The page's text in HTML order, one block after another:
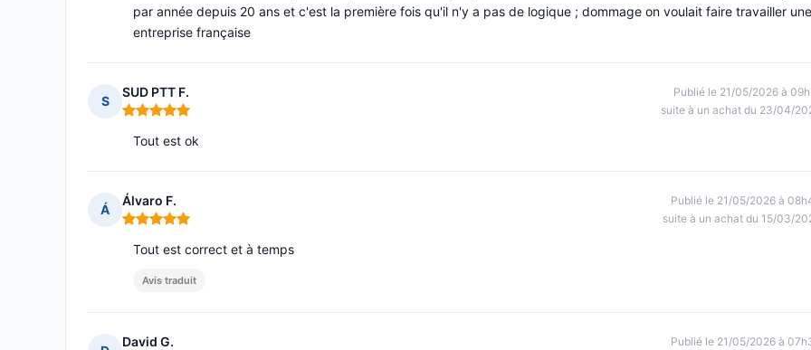
par année depuis 20 ans et c'est la première fois qu'il n'y a pas de logique ; dommage on voulait faire travailler une
entreprise française
S
SUD PTT F.
Note : 5 sur 5
Publié le 21/05/2026 à
suite à un achat du 23/04/
Tout est ok
Á
Álvaro F.
Note : 5 sur 5
Publié le 21/05/2026 à
suite à un achat du 15/03/
Tout est correct et à temps
Avis traduit
David G.
Publié le 21/05/2026 à